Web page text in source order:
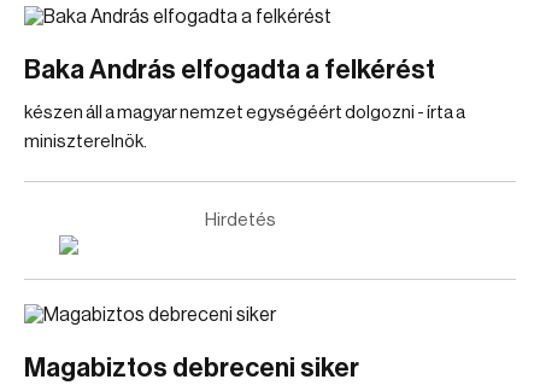
Baka András elfogadta a felkérést
készen áll a magyar nemzet egységéért dolgozni - írta a
miniszterelnök.
Hirdetés
Magabiztos debreceni siker